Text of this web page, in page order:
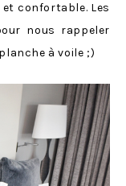
confortable. Les
nous rappeler
à voile ;)